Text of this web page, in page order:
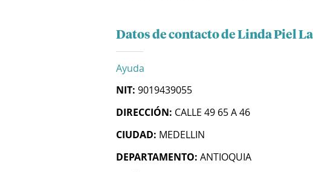
Datos de contacto de Linda Piel
Ayuda
NIT: 9019439055
DIRECCIÓN: CALLE 49 65 A 46
CIUDAD: MEDELLIN
DEPARTAMENTO: ANTIOQUIA